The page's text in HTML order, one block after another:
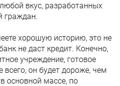
вкус, разработанных
граждан.
хорошую историю, это не
не даст кредит. Конечно,
учреждение, готовое
всего, он будет дороже, чем
основной массе, по